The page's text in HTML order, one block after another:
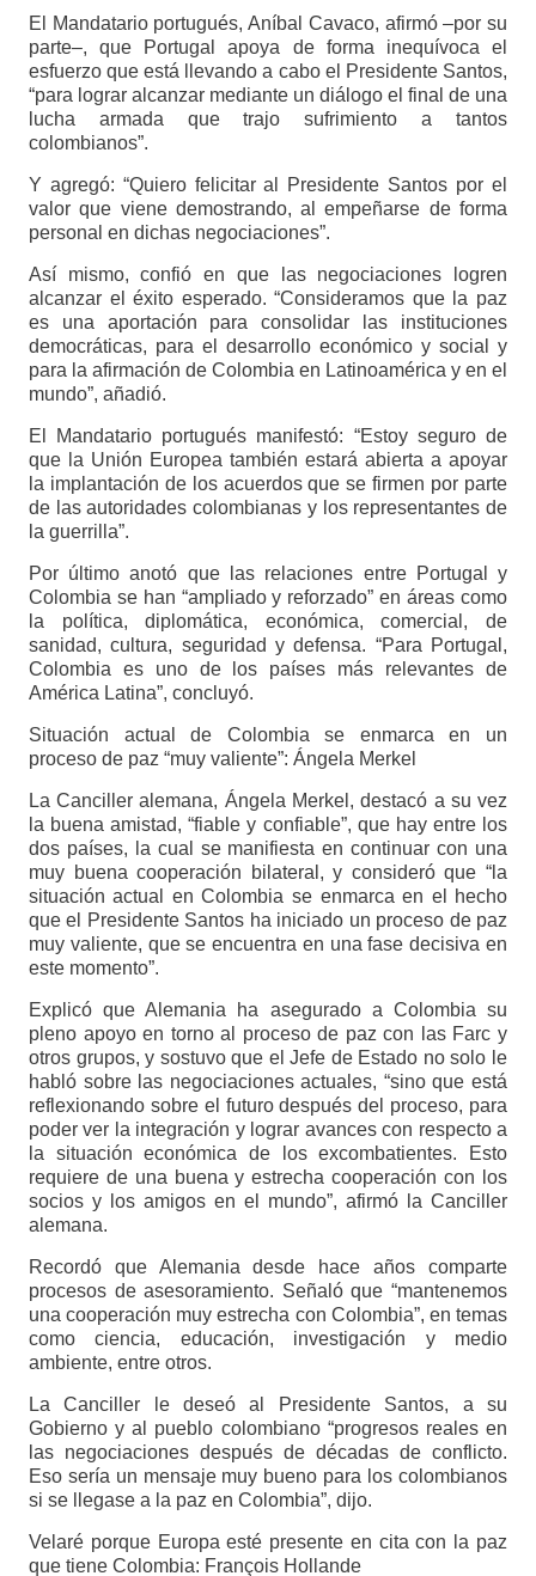
El Mandatario portugués, Aníbal Cavaco, afirmó –por su
parte–, que Portugal apoya de forma inequívoca el
esfuerzo que está llevando a cabo el Presidente Santos,
“para lograr alcanzar mediante un diálogo el final de una
lucha armada que trajo sufrimiento a tantos
colombianos”.
Y agregó: “Quiero felicitar al Presidente Santos por el
valor que viene demostrando, al empeñarse de forma
personal en dichas negociaciones”.
Así mismo, confió en que las negociaciones logren
alcanzar el éxito esperado. “Consideramos que la paz
es una aportación para consolidar las instituciones
democráticas, para el desarrollo económico y social y
para la afirmación de Colombia en Latinoamérica y en el
mundo”, añadió.
El Mandatario portugués manifestó: “Estoy seguro de
que la Unión Europea también estará abierta a apoyar
la implantación de los acuerdos que se firmen por parte
de las autoridades colombianas y los representantes de
la guerrilla”.
Por último anotó que las relaciones entre Portugal y
Colombia se han “ampliado y reforzado” en áreas como
la política, diplomática, económica, comercial, de
sanidad, cultura, seguridad y defensa. “Para Portugal,
Colombia es uno de los países más relevantes de
América Latina”, concluyó.
Situación actual de Colombia se enmarca en un
proceso de paz “muy valiente”: Ángela Merkel
La Canciller alemana, Ángela Merkel, destacó a su vez
la buena amistad, “fiable y confiable”, que hay entre los
dos países, la cual se manifiesta en continuar con una
muy buena cooperación bilateral, y consideró que “la
situación actual en Colombia se enmarca en el hecho
que el Presidente Santos ha iniciado un proceso de paz
muy valiente, que se encuentra en una fase decisiva en
este momento”.
Explicó que Alemania ha asegurado a Colombia su
pleno apoyo en torno al proceso de paz con las Farc y
otros grupos, y sostuvo que el Jefe de Estado no solo le
habló sobre las negociaciones actuales, “sino que está
reflexionando sobre el futuro después del proceso, para
poder ver la integración y lograr avances con respecto a
la situación económica de los excombatientes. Esto
requiere de una buena y estrecha cooperación con los
socios y los amigos en el mundo”, afirmó la Canciller
alemana.
Recordó que Alemania desde hace años comparte
procesos de asesoramiento. Señaló que “mantenemos
una cooperación muy estrecha con Colombia”, en temas
como ciencia, educación, investigación y medio
ambiente, entre otros.
La Canciller le deseó al Presidente Santos, a su
Gobierno y al pueblo colombiano “progresos reales en
las negociaciones después de décadas de conflicto.
Eso sería un mensaje muy bueno para los colombianos
si se llegase a la paz en Colombia”, dijo.
Velaré porque Europa esté presente en cita con la paz
que tiene Colombia: François Hollande